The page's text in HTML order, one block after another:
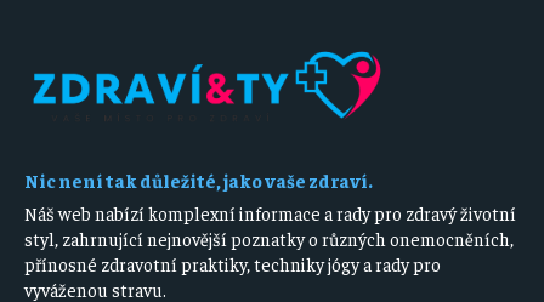
Nic není tak důležité, jako vaše zdraví.
Náš web nabízí komplexní informace a rady pro zdravý životní
styl, zahrnující nejnovější poznatky o různých onemocněních,
přínosné zdravotní praktiky, techniky jógy a rady pro
vyváženou stravu.